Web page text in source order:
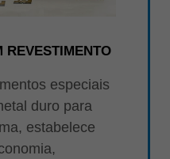
REVESTIMENTO
especiais
duro para
estabelece